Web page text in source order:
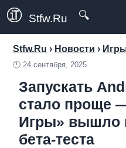
Stfw.Ru 🔍
Stfw.Ru › Новости ›
🕛24 сентября, 2025.
Запускать
стало проще
Игры» вышло
бета-теста